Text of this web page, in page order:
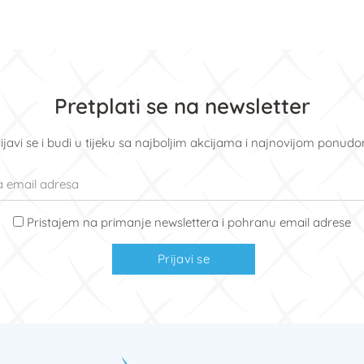
Pretplati se na newsletter
se i budi u tijeku sa najboljim akcijama i najnovijom
Pristajem na primanje newslettera i pohranu email adrese
Prijavi se